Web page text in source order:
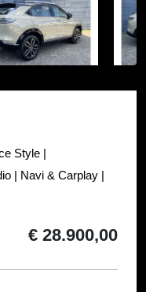
Style |
| Navi & Carplay |
€ 28.900,00